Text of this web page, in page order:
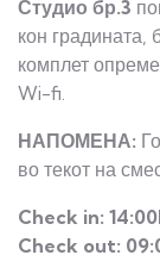
Студио бр.3
кон градината,
комплет
Wi-fi.
НАПОМЕНА:
во текот на
Check in:
Check out: